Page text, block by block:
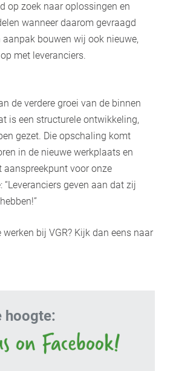
op zoek naar oplossingen en
wanneer daarom gevraagd
aanpak bouwen wij ook nieuwe,
met leveranciers.
de verdere groei van de binnen
is een structurele ontwikkeling,
gezet. Die opschaling komt
in de nieuwe werkplaats en
aanspreekpunt voor onze
“Leveranciers geven aan dat zij
bij VGR? Kijk dan eens naar
hoogte: